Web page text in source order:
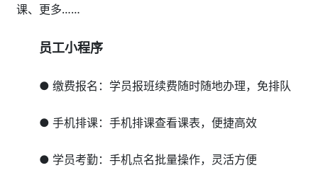
课、更多……
员工小程序
● 缴费报名：学员报班续费随时随地办理，免排队
● 手机排课：手机排课查看课表，便捷高效
● 学员考勤：手机点名批量操作，灵活方便